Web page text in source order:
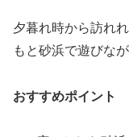
夕暮れ時から訪れ
もと砂浜で遊びな
おすすめポイント